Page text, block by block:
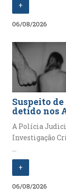
+
06/08/2026
Suspeito
detido nos
A Polícia
Investigação
...
+
06/08/2026